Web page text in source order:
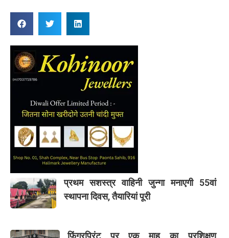
प्रथम सशस्त्र वाहिनी जुन्गा मनाएगी 55वां
स्थापना दिवस, तैयारियां पूरी
फिंगरप्रिंट पर एक माह का प्रशिक्षण